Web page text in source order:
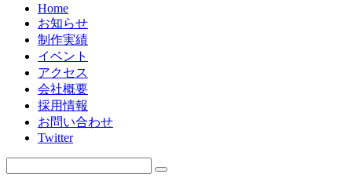
Home
お知らせ
制作実績
イベント
アクセス
会社概要
採用情報
お問い合わせ
Twitter